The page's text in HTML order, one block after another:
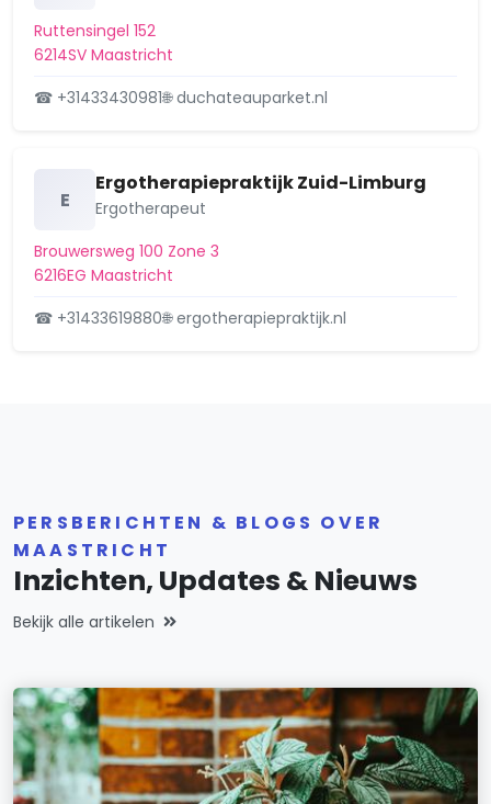
Ruttensingel 152
6214SV Maastricht
☎ +31433430981🌐 duchateauparket.nl
E
Ergotherapiepraktijk Zuid-Limburg
Ergotherapeut
Brouwersweg 100 Zone 3
6216EG Maastricht
☎ +31433619880🌐 ergotherapiepraktijk.nl
PERSBERICHTEN & BLOGS OVER
MAASTRICHT
Inzichten, Updates & Nieuws
Bekijk alle artikelen